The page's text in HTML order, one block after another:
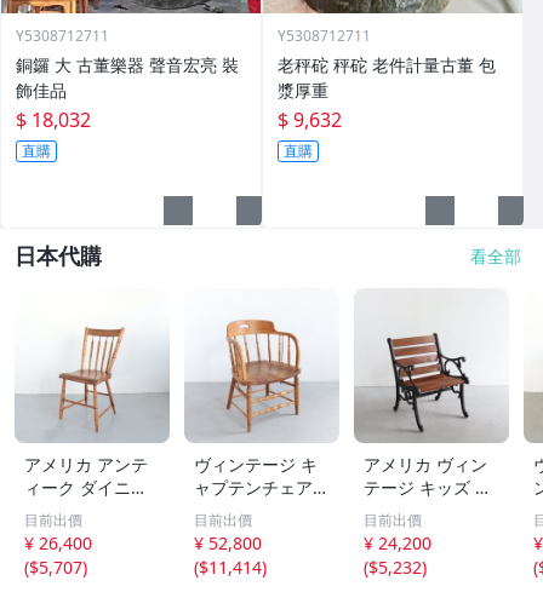
Y5308712711
銅鑼 大 古董樂器 聲音宏亮 裝
飾佳品
$ 18,032
直購
Y5308712711
老秤砣 秤砣 老件計量古董 包
漿厚重
$ 9,632
直購
日本代購 看全部
アメリカ アンテ
ィーク ダイニン
グチェア【＃492
3】ヴィンテージ
USA カフェ椅子
チェア 店舗什器
目前出價
¥ 26,400
($5,707)
ヴィンテージ キ
ャプテンチェア/
アンティーク ア
メリカ 木製 椅子
チェア 家具 USA
インテリア＃705
目前出價
¥ 52,800
($11,414)
アメリカ ヴィン
テージ キッズ ベ
ンチ / 木製 椅子
店舗什器 チェア
USA ガーデニン
グ ディスプレイ
目前出價
¥ 24,200
($5,232)
(